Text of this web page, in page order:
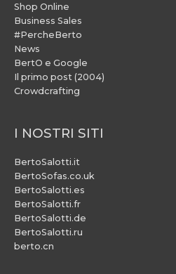
Shop Online
Business Sales
#PercheBerto
News
BertO e Google
Il primo post (2004)
Crowdcrafting
I NOSTRI SITI
BertoSalotti.it
BertoSofas.co.uk
BertoSalotti.es
BertoSalotti.fr
BertoSalotti.de
BertoSalotti.ru
berto.cn